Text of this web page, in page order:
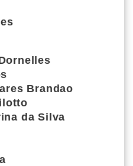
Brandao
da Silva